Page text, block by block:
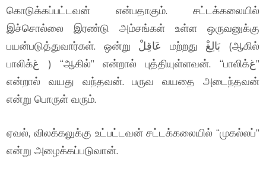
கொடுக்கப்பட்டவன் என்பதாகும். சட்டக்கலையில்
இச்சொல்லை இரண்டு அம்சங்கள் உள்ள ஒருவனுக்கு
பயன்படுத்துவார்கள். ஒன்று عَاقِلْ மற்றது بَالِغْ (ஆகில்
பாலிக்غ ) “ஆகில்” என்றால் புத்தியுள்ளவன். “பாலிக்غ”
என்றால் வயது வந்தவன். பருவ வயதை அடைந்தவன்
என்று பொருள் வரும்.
ஏவல், விலக்கலுக்கு உட்பட்டவன் சட்டக்கலையில் “முகல்லப்”
என்று அழைக்கப்படுவான்.